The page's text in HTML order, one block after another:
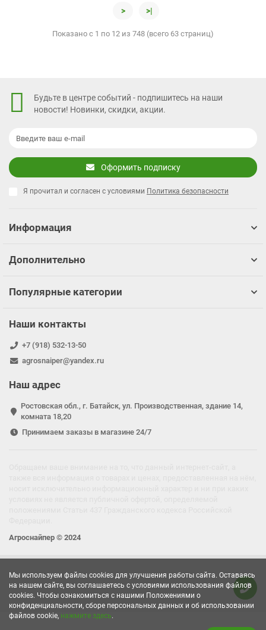
> >|
Показано с 1 по 12 из 748 (всего 63 страниц)
Мы используем файлы cookies для улучшения работы сайта. Оставаясь
на нашем сайте, вы соглашаетесь с условиями использования файлов
cookies. Чтобы ознакомиться с нашими Положениями о
конфиденциальности, сборе персональных данных и об использовании
файлов cookie, нажмите здесь.
Будьте в центре событий - подпишитесь на наши
новости! Новинки, скидки, акции.
Оформить подписку
Я прочитал и согласен с условиями Политика безопасности
Информация
Дополнительно
Популярные категории
Наши контакты
+7 (918) 532-13-50
agrosnaiper@yandex.ru
Наш адрес
Ростовская обл., г. Батайск, ул. Производственная, здание 14,
комната 18,20
Принимаем заказы в магазине 24/7
Агроснайпер © 2024